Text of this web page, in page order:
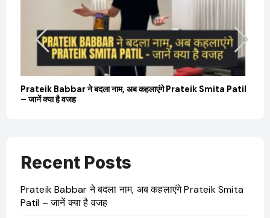
Prateik Babbar ने बदला नाम, अब कहलाएंगे Prateik Smita Patil
– जानें क्या है वजह
Recent Posts
Prateik Babbar ने बदला नाम, अब कहलाएंगे Prateik Smita
Patil – जानें क्या है वजह